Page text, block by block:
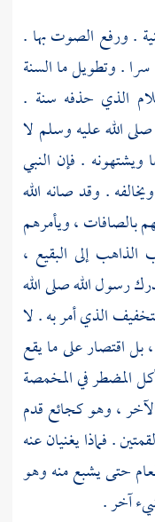
. ورفع الصوت بها .
. وتطويل ما السنة
الذي حذفه سنة .
الله عليه وسلم لا
ويشتهونه . فإن النبي
. وقد صانه الله
بالصافات ، ويأمرهم
الذاهب إلى البقيع ،
رسول الله صلى الله
الذي أمر به . لا
اقتصار على ما يقع
المضطر في المخمصة
، وهو كجائع قدم
. فماذا يغنيان عنه
حتى يشبع منه وهو
آخر .